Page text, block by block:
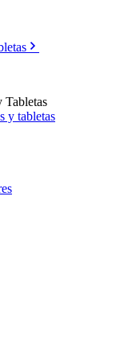
Tabletas
y tabletas